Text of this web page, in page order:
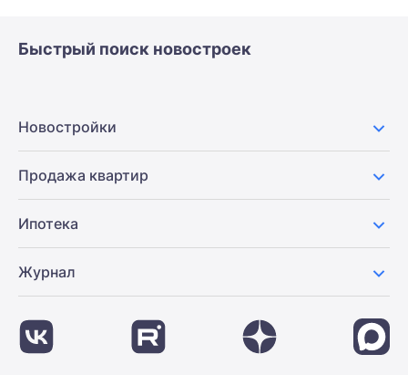
Быстрый поиск новостроек
Новостройки
Продажа квартир
Ипотека
Журнал